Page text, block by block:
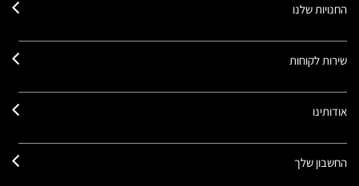
החנויות שלנו
שירות לקוחות
אודותינו
החשבון שלך